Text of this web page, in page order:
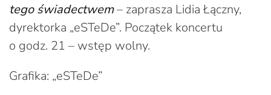
tego świadectwem– zaprasza Lidia Łączny,
dyrektorka „eSTeDe”. Początek koncertu
o godz. 21 – wstęp wolny.
Grafika: „eSTeDe”